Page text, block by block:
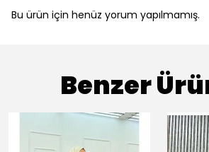
Bu ürün için henüz yorum yapılmamış.
Benzer